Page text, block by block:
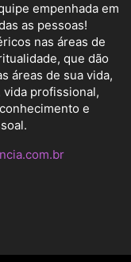
empenhada em
as pessoas!
nas áreas de
que dão
áreas de sua vida,
profissional,
e